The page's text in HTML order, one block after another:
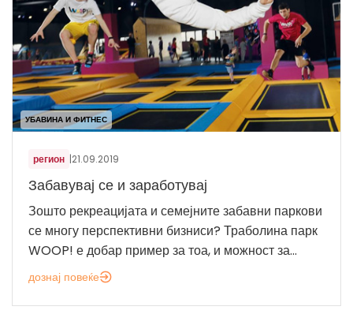
УБАВИНА И ФИТНЕС
регион |21.09.2019
Забавувај се и заработувај
Зошто рекреацијата и семејните забавни паркови
се многу перспективни бизниси? Траболина парк
WOOP! е добар пример за тоа, и можност за...
дознај повеќе